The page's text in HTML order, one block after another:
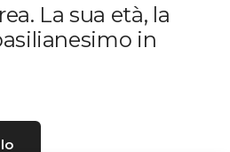
La sua età, la
in